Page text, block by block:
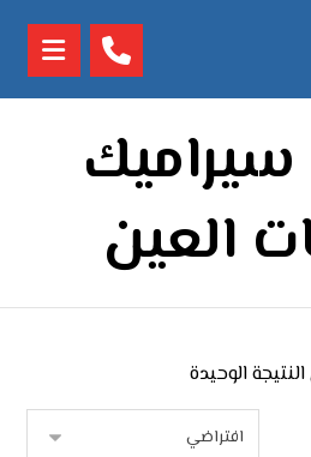
العين
الوحيدة